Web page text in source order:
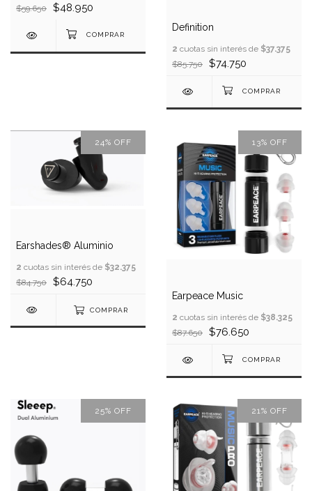
$59.650
$48.950
Definition
2 cuotas sin interés de $37.375
$85.750
$74.750
24% OFF
Earshades® Aluminio
2 cuotas sin interés de $32.375
$84.750
$64.750
COMPRAR
13% OFF
Earpeace Music
2 cuotas sin interés de $38.325
$87.650
$76.650
25% OFF 21% OFF